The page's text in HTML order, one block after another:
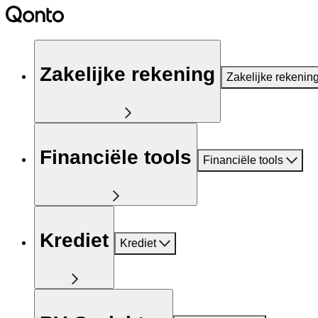
Zakelijke rekening Zakelijke
Financiële tools Financiële tools
Krediet Krediet